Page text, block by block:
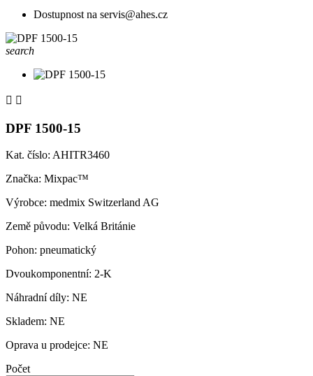
Dostupnost na servis@ahes.cz
search
 
DPF 1500-15
Kat. číslo: AHITR3460
Značka: Mixpac™
Výrobce: medmix Switzerland AG
Země původu: Velká Británie
Pohon: pneumatický
Dvoukomponentní: 2-K
Náhradní díly: NE
Skladem: NE
Oprava u prodejce: NE
Počet